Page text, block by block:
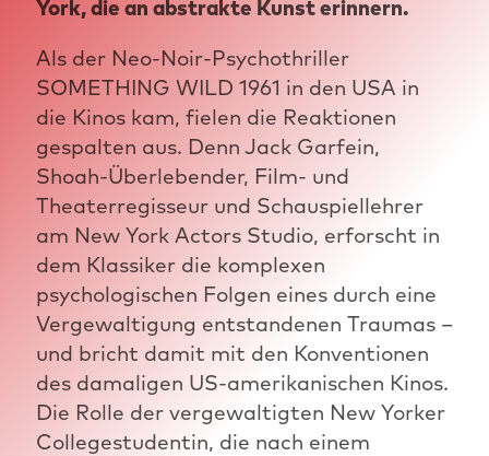
York, die an abstrakte Kunst erinnern.
Als der Neo-Noir-Psychothriller
SOMETHING WILD 1961 in den USA in
die Kinos kam, fielen die Reaktionen
gespalten aus. Denn Jack Garfein,
Shoah-Überlebender, Film- und
Theaterregisseur und Schauspiellehrer
am New York Actors Studio, erforscht in
dem Klassiker die komplexen
psychologischen Folgen eines durch eine
Vergewaltigung entstandenen Traumas –
und bricht damit mit den Konventionen
des damaligen US-amerikanischen Kinos.
Die Rolle der vergewaltigten New Yorker
Collegestudentin, die nach einem